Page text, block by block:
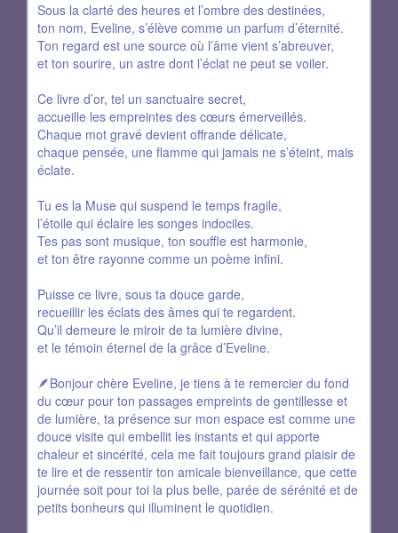
Sous la clarté des heures et l’ombre des destinées,
ton nom, Eveline, s’élève comme un parfum d’éternité.
Ton regard est une source où l’âme vient s’abreuver,
et ton sourire, un astre dont l’éclat ne peut se voiler.
Ce livre d’or, tel un sanctuaire secret,
accueille les empreintes des cœurs émerveillés.
Chaque mot gravé devient offrande délicate,
chaque pensée, une flamme qui jamais ne s’éteint, mais
éclate.
Tu es la Muse qui suspend le temps fragile,
l’étoile qui éclaire les songes indociles.
Tes pas sont musique, ton souffle est harmonie,
et ton être rayonne comme un poème infini.
Puisse ce livre, sous ta douce garde,
recueillir les éclats des âmes qui te regardent.
Qu’il demeure le miroir de ta lumière divine,
et le témoin éternel de la grâce d’Eveline.
🪶Bonjour chère Eveline, je tiens à te remercier du fond
du cœur pour ton passages empreints de gentillesse et
de lumière, ta présence sur mon espace est comme une
douce visite qui embellit les instants et qui apporte
chaleur et sincérité, cela me fait toujours grand plaisir de
te lire et de ressentir ton amicale bienveillance, que cette
journée soit pour toi la plus belle, parée de sérénité et de
petits bonheurs qui illuminent le quotidien.